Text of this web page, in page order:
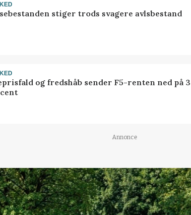
stiger trods svagere avlsbestand
og fredshåb sender F5-renten ned på 3
Annonce